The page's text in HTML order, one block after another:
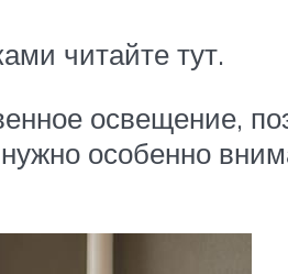
читайте тут.
освещение,
особенно